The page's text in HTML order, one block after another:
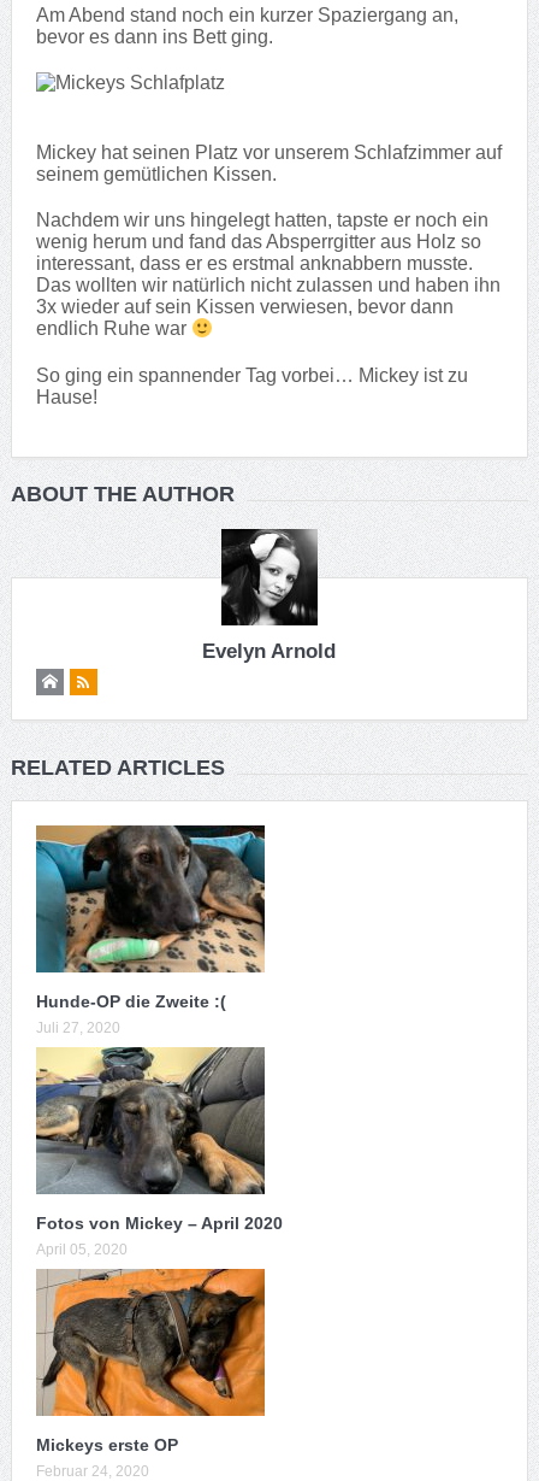
Am Abend stand noch ein kurzer Spaziergang an,
bevor es dann ins Bett ging.
Mickey hat seinen Platz vor unserem Schlafzimmer auf
seinem gemütlichen Kissen.
Nachdem wir uns hingelegt hatten, tapste er noch ein
wenig herum und fand das Absperrgitter aus Holz so
interessant, dass er es erstmal anknabbern musste.
Das wollten wir natürlich nicht zulassen und haben ihn
3x wieder auf sein Kissen verwiesen, bevor dann
endlich Ruhe war
So ging ein spannender Tag vorbei… Mickey ist zu
Hause!
ABOUT THE AUTHOR
Evelyn Arnold
RELATED ARTICLES
Hunde-OP die Zweite :(
Juli 27, 2020
Fotos von Mickey – April 2020
April 05, 2020
Mickeys erste OP
Februar 24, 2020